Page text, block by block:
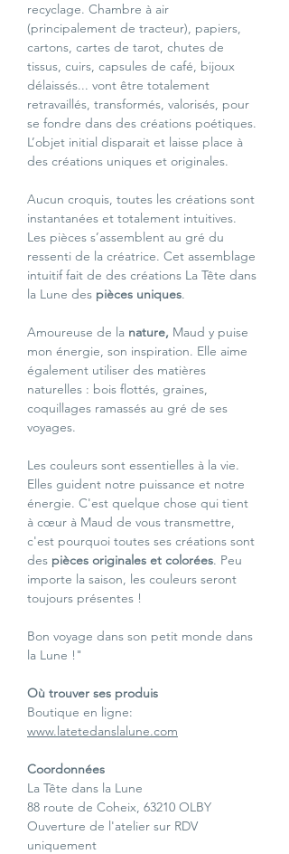
recyclage. Chambre à air
(principalement de tracteur), papiers,
cartons, cartes de tarot, chutes de
tissus, cuirs, capsules de café, bijoux
délaissés... vont être totalement
retravaillés, transformés, valorisés, pour
se fondre dans des créations poétiques.
L’objet initial disparait et laisse place à
des créations uniques et originales.
Aucun croquis, toutes les créations sont
instantanées et totalement intuitives.
Les pièces s’assemblent au gré du
ressenti de la créatrice. Cet assemblage
intuitif fait de des créations La Tête dans
la Lune des pièces uniques.
Amoureuse de la nature, Maud y puise
mon énergie, son inspiration. Elle aime
également utiliser des matières
naturelles : bois flottés, graines,
coquillages ramassés au gré de ses
voyages.
Les couleurs sont essentielles à la vie.
Elles guident notre puissance et notre
énergie. C'est quelque chose qui tient
à cœur à Maud de vous transmettre,
c'est pourquoi toutes ses créations sont
des pièces originales et colorées. Peu
importe la saison, les couleurs seront
toujours présentes !
Bon voyage dans son petit monde dans
la Lune !"
Où trouver ses produis
Boutique en ligne:
www.latetedanslalune.com
Coordonnées
La Tête dans la Lune
88 route de Coheix, 63210 OLBY
Ouverture de l'atelier sur RDV
uniquement